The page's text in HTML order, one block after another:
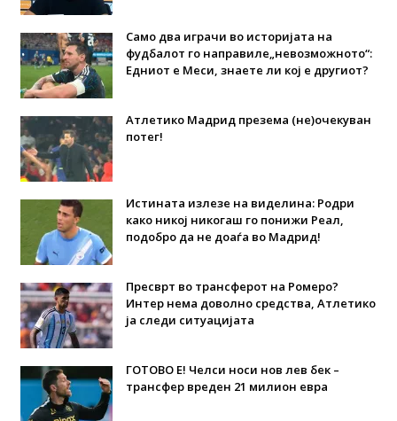
Само два играчи во историјата на
фудбалот го направиле„невозможното“:
Едниот е Меси, знаете ли кој е другиот?
Атлетико Мадрид презема (не)очекуван
потег!
Истината излезе на виделина: Родри
како никој никогаш го понижи Реал,
подобро да не доаѓа во Мадрид!
Пресврт во трансферот на Ромеро?
Интер нема доволно средства, Атлетико
ја следи ситуацијата
ГОТОВО Е! Челси носи нов лев бек –
трансфер вреден 21 милион евра